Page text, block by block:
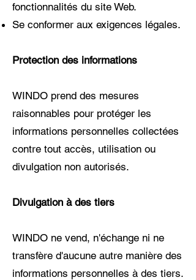
fonctionnalités du site Web.
Se conformer aux exigences légales.
Protection des informations
WINDO prend des mesures
raisonnables pour protéger les
informations personnelles collectées
contre tout accès, utilisation ou
divulgation non autorisés.
Divulgation à des tiers
WINDO ne vend, n'échange ni ne
transfère d'aucune autre manière des
informations personnelles à des tiers.